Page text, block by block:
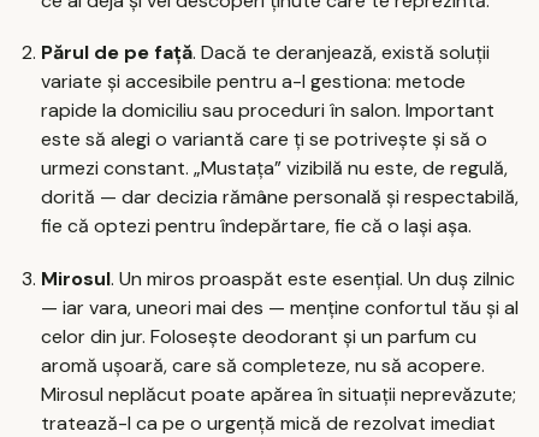
Părul de pe față. Dacă te deranjează, există soluții
variate și accesibile pentru a-l gestiona: metode
rapide la domiciliu sau proceduri în salon. Important
este să alegi o variantă care ți se potrivește și să o
urmezi constant. „Mustața” vizibilă nu este, de regulă,
dorită — dar decizia rămâne personală și respectabilă,
fie că optezi pentru îndepărtare, fie că o lași așa.
Mirosul. Un miros proaspăt este esențial. Un duș zilnic
— iar vara, uneori mai des — menține confortul tău și al
celor din jur. Folosește deodorant și un parfum cu
aromă ușoară, care să completeze, nu să acopere.
Mirosul neplăcut poate apărea în situații neprevăzute;
tratează-l ca pe o urgență mică de rezolvat imediat